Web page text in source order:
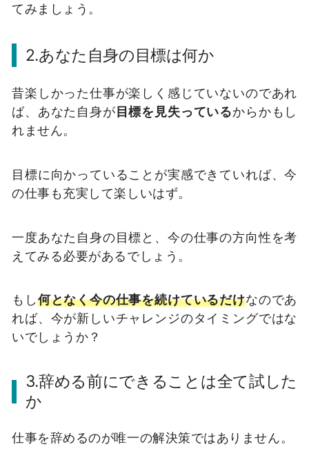
てみましょう。
2.あなた自身の目標は何か
昔楽しかった仕事が楽しく感じていないのであれ
ば、あなた自身が目標を見失っているからかもし
れません。
目標に向かっていることが実感できていれば、今
の仕事も充実して楽しいはず。
一度あなた自身の目標と、今の仕事の方向性を考
えてみる必要があるでしょう。
もし何となく今の仕事を続けているだけなのであ
れば、今が新しいチャレンジのタイミングではな
いでしょうか？
3.辞める前にできることは全て試した
か
仕事を辞めるのが唯一の解決策ではありません。